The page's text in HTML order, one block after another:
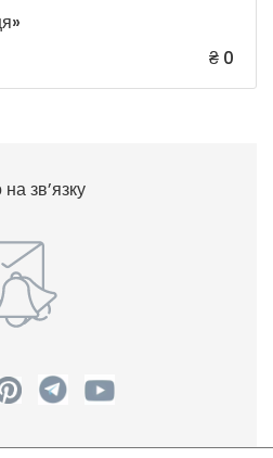
₴ 0
зв’язку